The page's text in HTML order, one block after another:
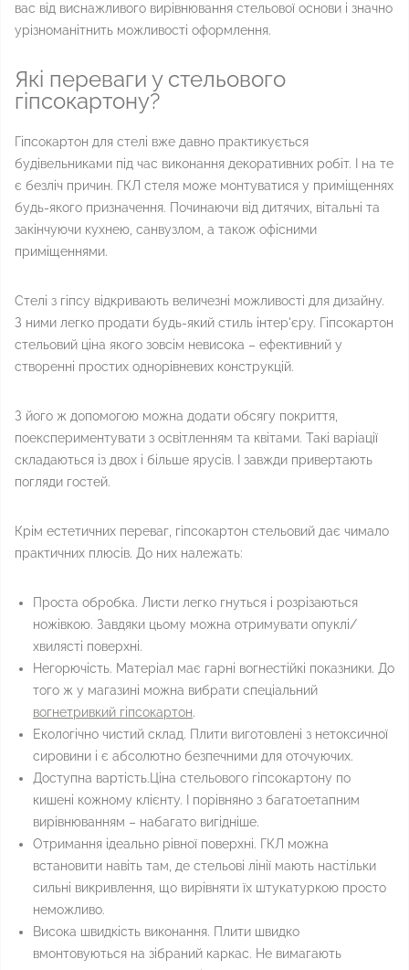
вас від виснажливого вирівнювання стельової основи і значно
урізноманітнить можливості оформлення.
Які переваги у стельового
гіпсокартону?
Гіпсокартон для стелі вже давно практикується
будівельниками під час виконання декоративних робіт. І на те
є безліч причин. ГКЛ стеля може монтуватися у приміщеннях
будь-якого призначення. Починаючи від дитячих, вітальні та
закінчуючи кухнею, санвузлом, а також офісними
приміщеннями.
Стелі з гіпсу відкривають величезні можливості для дизайну.
З ними легко продати будь-який стиль інтер'єру. Гіпсокартон
стельовий ціна якого зовсім невисока – ефективний у
створенні простих однорівневих конструкцій.
З його ж допомогою можна додати обсягу покриття,
поекспериментувати з освітленням та квітами. Такі варіації
складаються із двох і більше ярусів. І завжди привертають
погляди гостей.
Крім естетичних переваг, гіпсокартон стельовий дає чимало
практичних плюсів. До них належать:
Проста обробка. Листи легко гнуться і розрізаються
ножівкою. Завдяки цьому можна отримувати опуклі/
хвилясті поверхні.
Негорючість. Матеріал має гарні вогнестійкі показники. До
того ж у магазині можна вибрати спеціальний
вогнетривкий гіпсокартон.
Екологічно чистий склад. Плити виготовлені з нетоксичної
сировини і є абсолютно безпечними для оточуючих.
Доступна вартість.Ціна стельового гіпсокартону по
кишені кожному клієнту. І порівняно з багатоетапним
вирівнюванням – набагато вигідніше.
Отримання ідеально рівної поверхні. ГКЛ можна
встановити навіть там, де стельові лінії мають настільки
сильні викривлення, що вирівняти їх штукатуркою просто
неможливо.
Висока швидкість виконання. Плити швидко
вмонтовуються на зібраний каркас. Не вимагають